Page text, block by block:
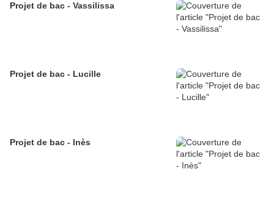
Projet de bac - Vassilissa
Projet de bac - Lucille
Projet de bac - Inès